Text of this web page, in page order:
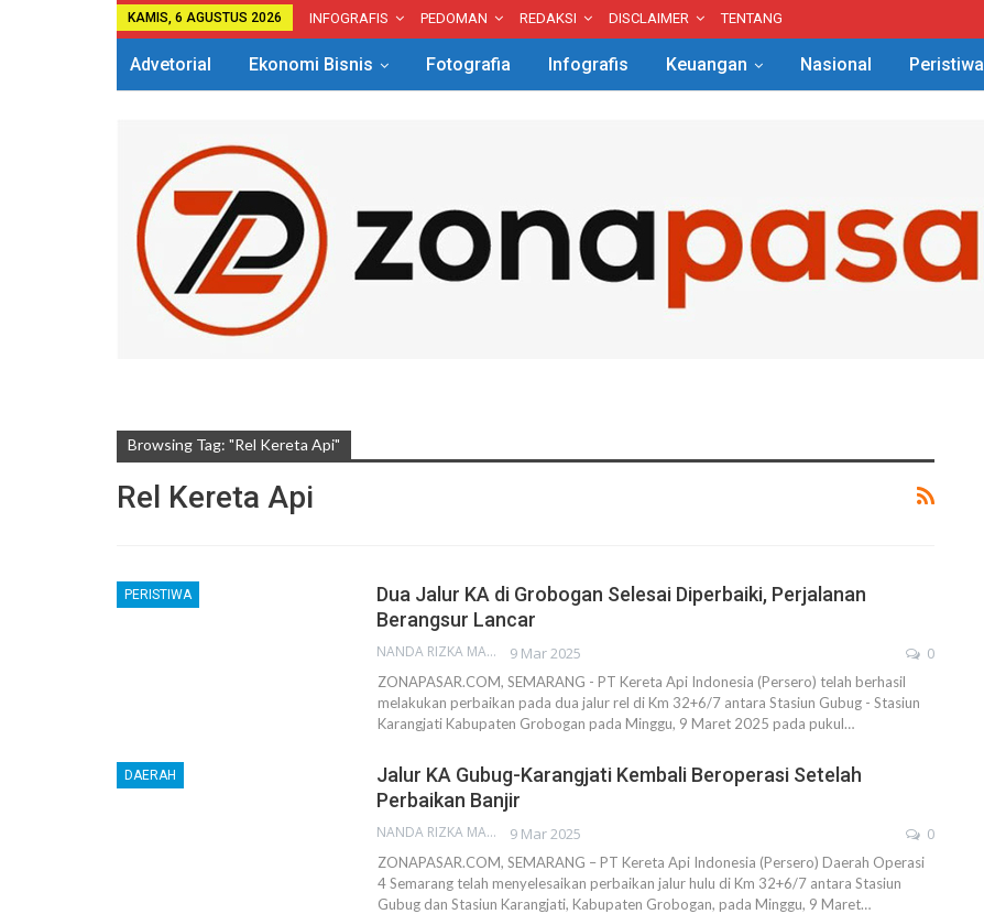
KAMIS, 6 AGUSTUS 2026 INFOGRAFIS PEDOMAN REDAKSI DISCLAIMER TENTANG
Advetorial Ekonomi Bisnis Fotografia Infografis Keuangan Nasional Peristiwa
Browsing Tag: "Rel Kereta Api"
Rel Kereta Api
PERISTIWA
Dua Jalur KA di Grobogan Selesai Diperbaiki, Perjalanan
Berangsur Lancar
NANDA RIZKA MAHENDRA 9 Mar 2025 0
ZONAPASAR.COM, SEMARANG - PT Kereta Api Indonesia (Persero) telah berhasil
melakukan perbaikan pada dua jalur rel di Km 32+6/7 antara Stasiun Gubug - Stasiun
Karangjati Kabupaten Grobogan pada Minggu, 9 Maret 2025 pada pukul…
DAERAH
Jalur KA Gubug-Karangjati Kembali Beroperasi Setelah
Perbaikan Banjir
NANDA RIZKA MAHENDRA 9 Mar 2025 0
ZONAPASAR.COM, SEMARANG – PT Kereta Api Indonesia (Persero) Daerah Operasi
4 Semarang telah menyelesaikan perbaikan jalur hulu di Km 32+6/7 antara Stasiun
Gubug dan Stasiun Karangjati, Kabupaten Grobogan, pada Minggu, 9 Maret…